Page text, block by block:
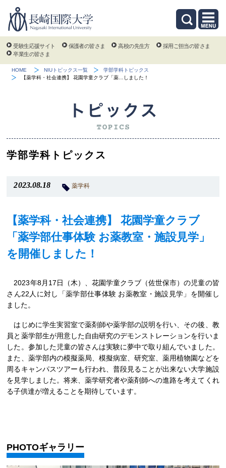
受験生応援サイト 保護者の皆さま 高校の先生方
採用ご担当の皆さま
卒業生の皆さま
HOME NIUトピックス一覧
学部学科トピックス
【薬学科・社会連携】 花園学童クラブ「薬…しました！
学部学科トピックス
2023.08.18 薬学科
【薬学科・社会連携】 花園学童クラブ
「薬学部仕事体験 お薬教室・施設見学」
を開催しました！
2023年8月17日（木）、花園学童クラブ（佐世保市）の児童の皆
さん22人に対し「薬学部仕事体験 お薬教室・施設見学」を開催し
ました。
はじめに学生実習室で薬剤師や薬学部の説明を行い、その後、教
員と薬学部生が用意した自由研究のデモンストレーションを行いま
した。参加した児童の皆さんは実験に夢中で取り組んでいました。
また、薬学部内の模擬薬局、模擬病室、研究室、薬用植物園などを
周るキャンパスツアーも行われ、普段見ることが出来ない大学施設
を見学しました。将来、薬学研究者や薬剤師への進路を考えてくれ
る子供達が増えることを期待しています。
PHOTOギャラリー